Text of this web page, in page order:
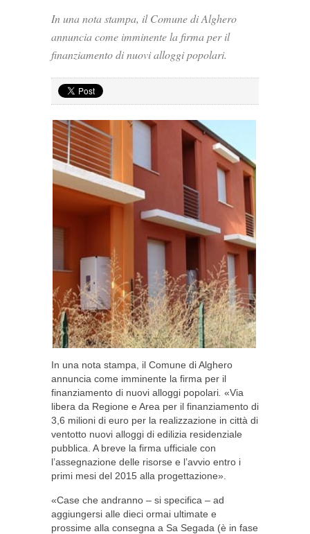
In una nota stampa, il Comune di Alghero
annuncia come imminente la firma per il
finanziamento di nuovi alloggi popolari.
In una nota stampa, il Comune di Alghero
annuncia come imminente la firma per il
finanziamento di nuovi alloggi popolari «Via
libera da Regione e Area per il finanziamento di
3,6 milioni di euro per la realizzazione in città di
ventotto nuovi alloggi di edilizia residenziale
pubblica. A breve la firma ufficiale con
l’assegnazione delle risorse e l’avvio entro i
primi mesi del 2015 alla progettazione».
«Case che andranno – si specifica – ad
aggiungersi alle dieci ormai ultimate e
prossime alla consegna a Sa Segada (è in fase